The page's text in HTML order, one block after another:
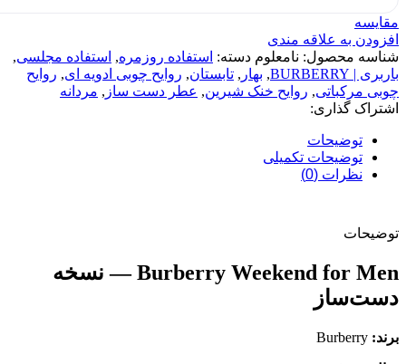
مقایسه
افزودن به علاقه مندی
شناسه محصول: نامعلوم دسته: استفاده روزمره, استفاده مجلسی,
باربری | BURBERRY
, بهار , تابستان, روایح چوبی ادویه ای, روایح
چوبی مرکباتی, روایح خنک شیرین, عطر دست ساز , مردانه
اشتراک گذاری:
توضیحات
توضیحات تکمیلی
نظرات (0)
توضیحات
Burberry Weekend for Men
— نسخه
دست‌ساز
برند: